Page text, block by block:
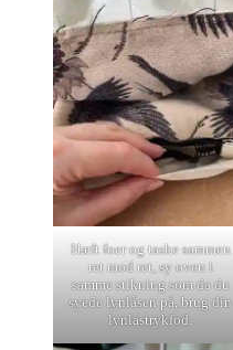
Hæft foer og taske sammen
ret mod ret, sy oven i
samme stikning som da du
syede lynlåsen på, brug din
lynlåstrykfod.